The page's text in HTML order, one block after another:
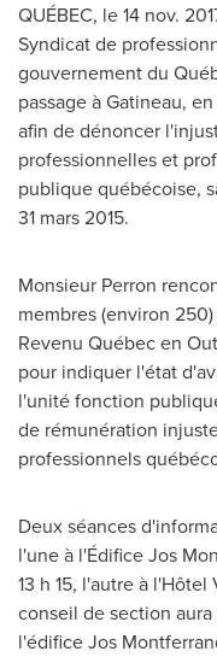
QUÉBEC, le14 nov.
Syndicat de
gouvernement du
passage àGatineau,
afin de dénoncer
professionnelles et
publique québécoise,
31 mars 2015.
Monsieur Perron
membres (environ
Revenu Québec en
pour indiquer l'état
l'unité fonction
de rémunération
professionnels
Deux séances
l'une à l'Édifice Jos
13 h 15, l'autre à l'Hôtel
conseil de section
l'édifice Jos